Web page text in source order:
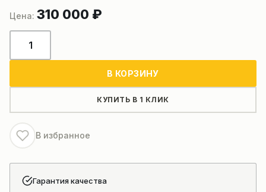
310 000 ₽
товара
Zoomlion
В КОРЗИНУ
КУПИТЬ В 1 КЛИК
В избранное
Гарантия качества